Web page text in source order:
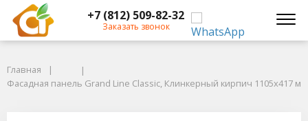
+7 (812) 509-82-32
Заказать звонок
Фасадная панель Grand Line Classic, Клинкерный кирпич 1105х417
Фасадная панель Grand Line
Главная
Фасадная панель Grand Line Classic, Клинкерный кирпич 1105х417